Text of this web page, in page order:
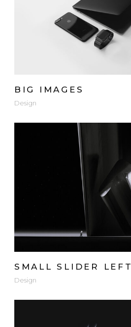
BIG IMAGES
Design
SMALL SLIDER LEFT
Design